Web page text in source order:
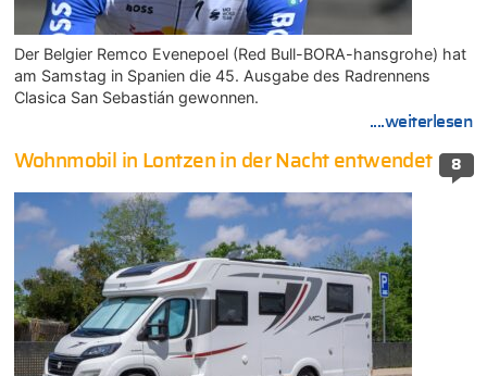
Der Belgier Remco Evenepoel (Red Bull-BORA-hansgrohe) hat
am Samstag in Spanien die 45. Ausgabe des Radrennens
Clasica San Sebastián gewonnen.
....weiterlesen
8
Wohnmobil in Lontzen in der Nacht entwendet